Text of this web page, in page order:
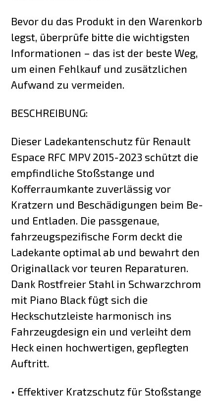
Bevor du das Produkt in den Warenkorb
legst, überprüfe bitte die wichtigsten
Informationen – das ist der beste Weg,
um einen Fehlkauf und zusätzlichen
Aufwand zu vermeiden.
BESCHREIBUNG:
Dieser Ladekantenschutz für Renault
Espace RFC MPV 2015-2023 schützt die
empfindliche Stoßstange und
Kofferraumkante zuverlässig vor
Kratzern und Beschädigungen beim Be-
und Entladen. Die passgenaue,
fahrzeugspezifische Form deckt die
Ladekante optimal ab und bewahrt den
Originallack vor teuren Reparaturen.
Dank Rostfreier Stahl in Schwarzchrom
mit Piano Black fügt sich die
Heckschutzleiste harmonisch ins
Fahrzeugdesign ein und verleiht dem
Heck einen hochwertigen, gepflegten
Auftritt.
• Effektiver Kratzschutz für Stoßstange